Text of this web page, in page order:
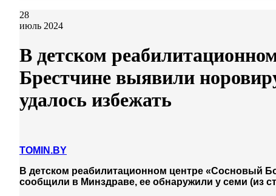
28
июль 2024
В детском
Брестчине выявили
удалось избежать
TOMIN.BY
В детском реабилитационном центре «Сосновый
сообщили в Минздраве, ее обнаружили у семи (из